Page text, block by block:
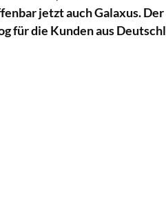
jetzt auch Galaxus. Der
für die Kunden aus